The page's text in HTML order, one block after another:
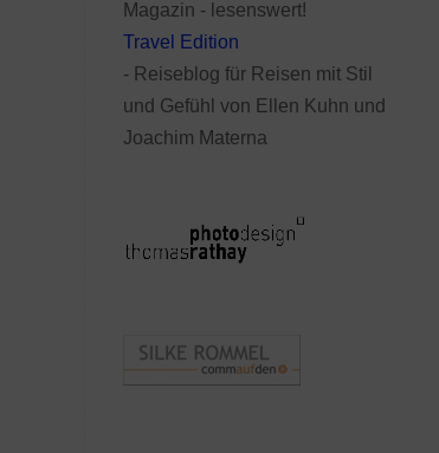
Magazin - lesenswert!
Travel Edition
- Reiseblog für Reisen mit Stil
und Gefühl von Ellen Kuhn und
Joachim Materna